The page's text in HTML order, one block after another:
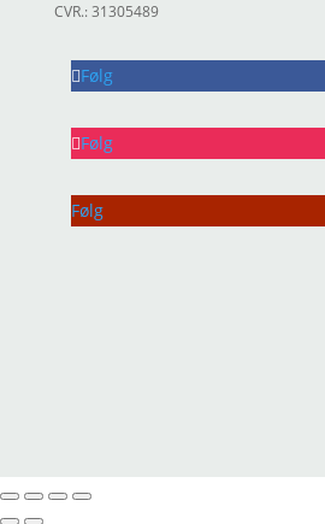
CVR.: 31305489
Følg
Følg
Følg